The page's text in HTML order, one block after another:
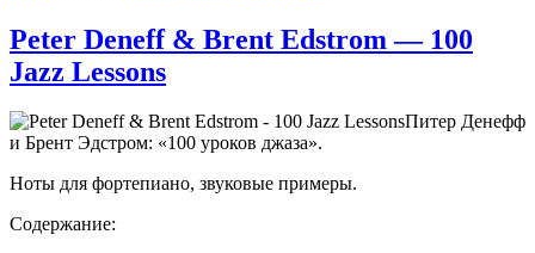
Peter Deneff & Brent Edstrom — 100
Jazz Lessons
Питер Денефф
и Брент Эдстром: «100 уроков джаза».
Ноты для фортепиано, звуковые примеры.
Содержание: